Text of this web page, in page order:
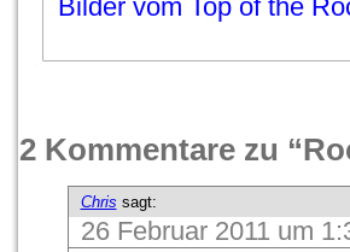
Bilder vom Top of the
2 Kommentare zu
Chris sagt:
26 Februar 2011 um